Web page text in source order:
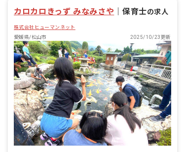
社会福祉法人
カロカロきっず みなみさや 保育士の求人
株式会社ヒューマンネット
愛媛県/松山市
2025/10/23更新